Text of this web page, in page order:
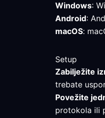
Windows:
Android:
macOS:
Setup
Zabilježite
trebate
Povežite
protokola ili